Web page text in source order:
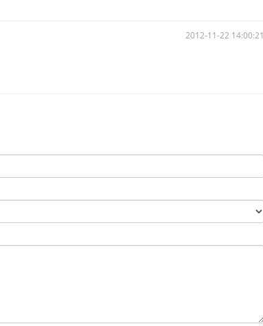
2012-11-22 14:00:21